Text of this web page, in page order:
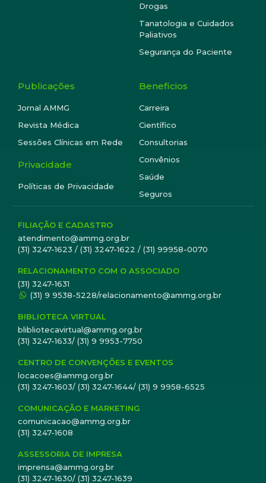
Drogas
Tanatologia e Cuidados
Paliativos
Segurança do Paciente
Publicações
Jornal AMMG
Revista Médica
Sessões Clínicas em Rede
Privacidade
Políticas de Privacidade
Benefícios
Carreira
Científico
Consultorias
Convênios
Saúde
Seguros
FILIAÇÃO E CADASTRO
atendimento@ammg.org.br
(31) 3247-1623 / (31) 3247-1622 / (31) 99958-0070
RELACIONAMENTO COM O ASSOCIADO
(31) 3247-1631
(31) 9 9538-5228/relacionamento@ammg.org.br
BIBLIOTECA VIRTUAL
blibliotecavirtual@ammg.org.br
(31) 3247-1633/ (31) 9 9953-7750
CENTRO DE CONVENÇÕES E EVENTOS
locacoes@ammg.org.br
(31) 3247-1603/ (31) 3247-1644/ (31) 9 9958-6525
COMUNICAÇÃO E MARKETING
comunicacao@ammg.org.br
(31) 3247-1608
ASSESSORIA DE IMPRESA
imprensa@ammg.org.br
(31) 3247-1630/ (31) 3247-1639